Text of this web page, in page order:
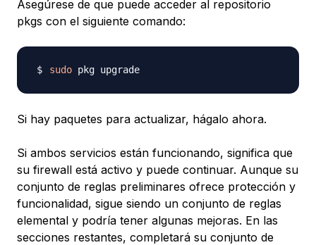
Asegúrese de que puede acceder al repositorio
pkgs con el siguiente comando:
sudo
Si hay paquetes para actualizar, hágalo ahora.
Si ambos servicios están funcionando, significa que
su firewall está activo y puede continuar. Aunque su
conjunto de reglas preliminares ofrece protección y
funcionalidad, sigue siendo un conjunto de reglas
elemental y podría tener algunas mejoras. En las
secciones restantes, completará su conjunto de